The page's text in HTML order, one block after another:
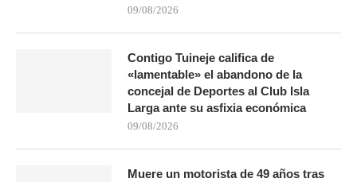
09/08/2026
Contigo Tuineje califica de
«lamentable» el abandono de la
concejal de Deportes al Club Isla
Larga ante su asfixia económica
09/08/2026
Muere un motorista de 49 años tras